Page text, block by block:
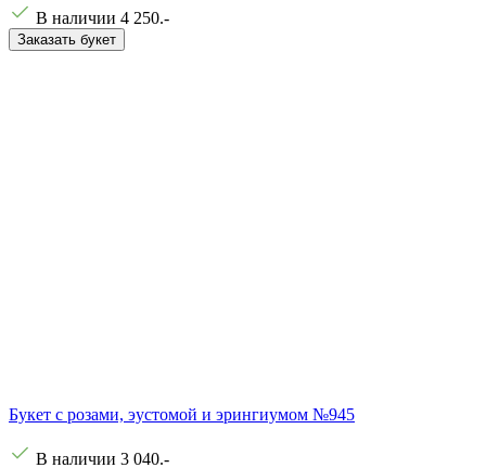
В наличии 4 250.-
Заказать букет
Букет с розами, эустомой и эрингиумом №945
В наличии 3 040.-